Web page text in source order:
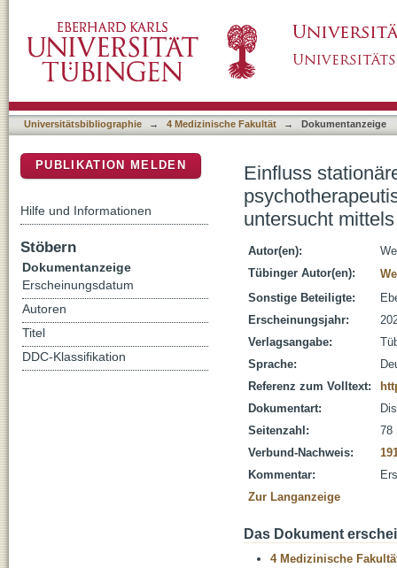
die Inhibitionskontrolle, untersucht mittels
Universitätsbibliographie → 4 Medizinische Fakultät → Dokumentanzeige
Einfluss
untersucht
Autor(en):
Tübinger Autor(en):
Sonstige Beteiligte:
Erscheinungsjahr:
Verlagsangabe:
Sprache:
Referenz zum Volltext:
Dokumentart:
Seitenzahl:
78
Verbund-Nachweis:
Kommentar:
Zur Langanzeige
Das Dokument
4 Medizinische
PUBLIKATION MELDEN
Hilfe und Informationen
Stöbern
Dokumentanzeige
Erscheinungsdatum
Autoren
Titel
DDC-Klassifikation